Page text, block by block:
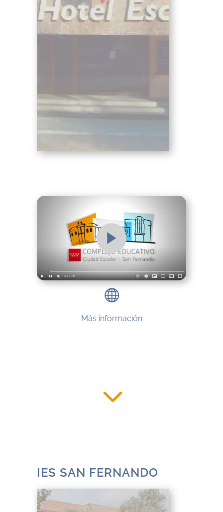
Estudia en el IES Hotel
Escuela una profesión de
futuro, en un entorno ideal,
del sector, de forma
motivadora y aprendiendo a
trabajar en equipo mientras te
Más información
IES SAN FERNANDO
El IES San Fernando está